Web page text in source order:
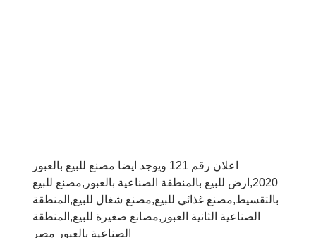
اعلان رقم 121 ويوجد ايضا مصنع للبيع بالعبور
2020,ارض للبيع بالمنطقة الصناعية بالعبور,مصنع للبيع
بالتقسيط,مصنع غذائي للبيع,مصنع شغال للبيع,المنطقة
الصناعية الثانية العبور,مصانع صغيرة للبيع,المنطقة
الصناعية بالعبور مصر